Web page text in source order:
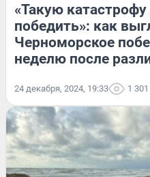
«Такую
победить»: как
Черноморское
неделю после
24 декабря, 2024, 19:33 1 301